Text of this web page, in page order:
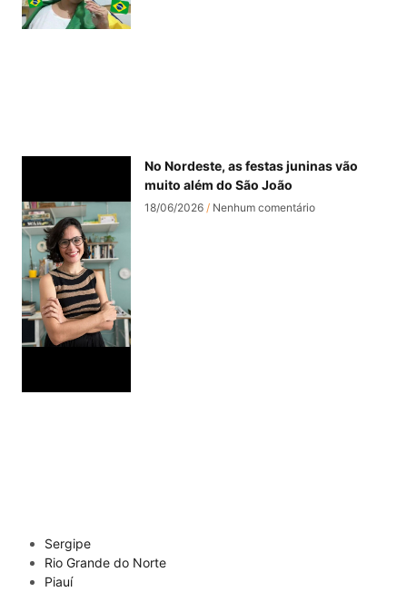
No Nordeste, as festas juninas vão
muito além do São João
18/06/2026 Nenhum comentário
Sergipe
Rio Grande do Norte
Piauí